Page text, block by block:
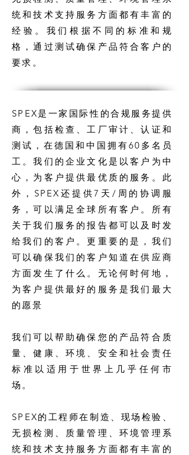
统和技术支持服务方面都有丰富的
经验。我们根据不同的标准和规
格，通过测试确保产品符合客户的
要求。
SPEX是一家国际性的合规服务提供
商，包括检查、工厂审计、认证和
测试，在德国和中国拥有60多名员
工。我们的企业文化是以客户为中
心，为客户提供最优质的服务。此
外，SPEX还提供7天/周的协调服
务，可以满足全球所有客户。所有
关于我们服务的报告都可以及时发
给我们的客户。更重要的是，我们
可以确保我们的客户知道在供应商
方面发生了什么。无论何时何地，
为客户提供最好的服务是我们最大
的愿景
我们可以帮助确保您的产品符合质
量、健康、环境、安全和社会责任
标准以适用于世界上几乎任何市
场。
SPEX的工程师在制造、现场检验、
无损检测、质量管理、环境管理系
统和技术支持服务方面都有丰富的